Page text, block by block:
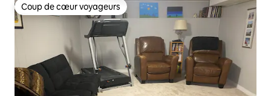
Coup de cœur voyageurs
Coup de cœur voyageurs